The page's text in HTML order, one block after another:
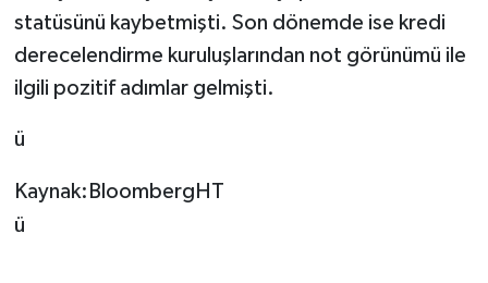
statüsünü kaybetmişti. Son dönemde ise kredi
derecelendirme kuruluşlarından not görünümü ile
ilgili pozitif adımlar gelmişti.
ü
Kaynak:BloombergHT
ü